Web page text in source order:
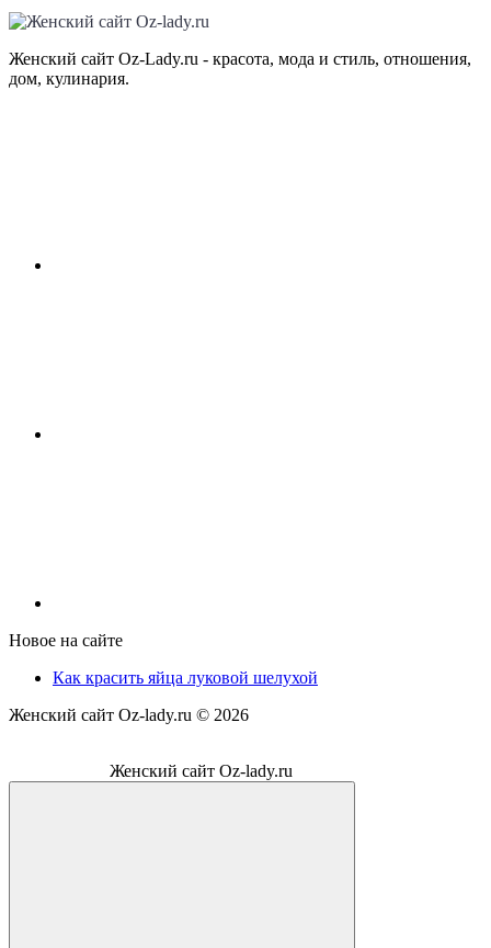
Женский сайт Oz-Lady.ru - красота, мода и стиль, отношения,
дом, кулинария.
Новое на сайте
Как красить яйца луковой шелухой
Женский сайт Oz-lady.ru © 2026
Женский сайт Oz-lady.ru